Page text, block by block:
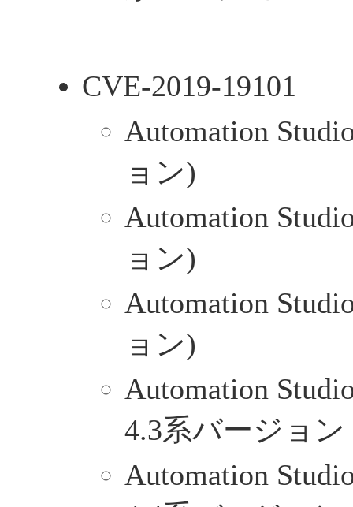
CVE-2019-19101
Automation
ョン)
Automation
ョン)
Automation
ョン)
Automation
4.3系バージョン
Automation